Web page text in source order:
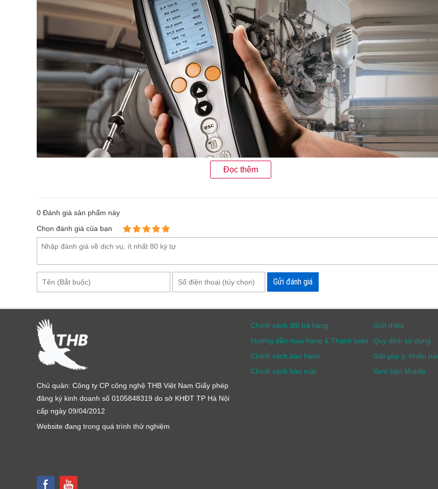
Máy đo khí thải Testo 340
Phạm vi nhiệt độ, độ ẩm: Nhiệt độ hoạt động: -5 đến +50oC
Nhiệt độ bảo quản: -20 đến + 50 ° C
Chứng nhận:
Kích thước: 283x103x65mm
Nhiên liệu do người sử dụng xác định 10 nhiên liệu do người sử dụng xác định bao gồm Kiểm tra khí làm
Đọc thêm
0 Đánh giá sản phẩm này
Chọn đánh giá của bạn
Gửi đánh giá
Chủ quản: Công ty CP công nghệ THB Việt Nam Giấy phép
đăng ký kinh doanh số 0105848319 do sở KHĐT TP Hà Nội
cấp ngày 09/04/2012
Website đang trong quá trình thử nghiệm
Chính sách đổi trả hàng
Hướng dẫn mua hàng & Thanh toán
Chính sách bảo hành
Chính sách bảo mật
Giới thiệu
Quy định sử dụng
Gửi góp ý, khiếu nại
Xem bản Mobile